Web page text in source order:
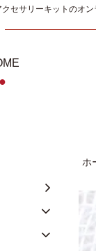
セサリーキットのオ
●
ホ